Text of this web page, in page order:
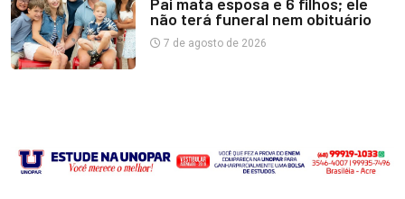
não terá funeral nem obituário
7 de agosto de 2026